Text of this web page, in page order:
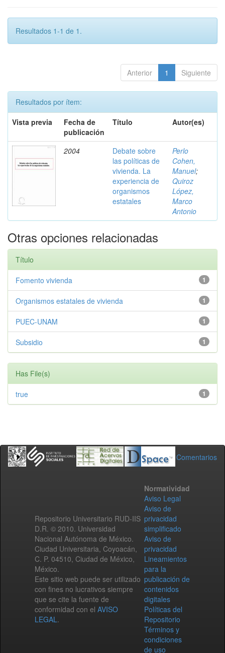
Resultados 1-1 de 1.
Anterior 1 Siguiente
Resultados por ítem:
Vista previa
Fecha de
publicación
Título Autor(es)
2004
Debate sobre
las políticas de
vivienda. La
experiencia de
organismos
estatales
Perlo
Cohen,
Manuel;
Quiroz
López,
Marco
Antonio
Otras opciones relacionadas
Título
1
Fomento vivienda
1
Organismos estatales de vivienda
1
PUEC-UNAM
1
Subsidio
Has File(s)
1
true
Comentarios
Repositorio Universitario RUD-IIS
D.R. © 2010. Universidad
Nacional Autónoma de México.
Ciudad Universitaria, Coyoacán,
C. P. 04510, Ciudad de México,
México.
Este sitio web puede ser utilizado
con fines no lucrativos siempre
que se cite la fuente de
conformidad con el AVISO
LEGAL.
Normatividad
Aviso Legal
Aviso de
privacidad
simplificado
Aviso de
privacidad
Lineamientos
para la
publicación de
contenidos
digitales
Políticas del
Repositorio
Términos y
condiciones
de uso